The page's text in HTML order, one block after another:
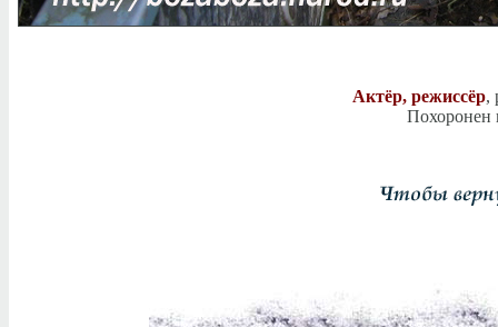
Актёр, режиссёр,
Похоронен